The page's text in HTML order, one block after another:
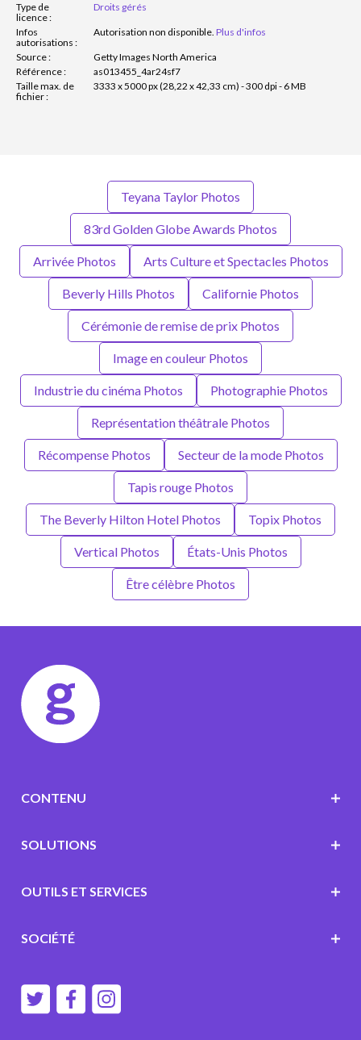
Type de
licence :
Droits gérés
Infos
autorisations :
Autorisation non disponible. Plus d'infos
Source :
Getty Images North America
Référence :
as013455_4ar24sf7
Taille max. de
fichier :
3333 x 5000 px (28,22 x 42,33 cm) - 300 dpi - 6 MB
Teyana Taylor Photos
83rd Golden Globe Awards Photos
Arrivée Photos Arts Culture et Spectacles Photos
Beverly Hills Photos Californie Photos
Cérémonie de remise de prix Photos
Image en couleur Photos
Industrie du cinéma Photos Photographie Photos
Représentation théâtrale Photos
Récompense Photos Secteur de la mode Photos
Tapis rouge Photos
The Beverly Hilton Hotel Photos Topix Photos
Vertical Photos États-Unis Photos
Être célèbre Photos
CONTENU
SOLUTIONS
OUTILS ET SERVICES
SOCIÉTÉ